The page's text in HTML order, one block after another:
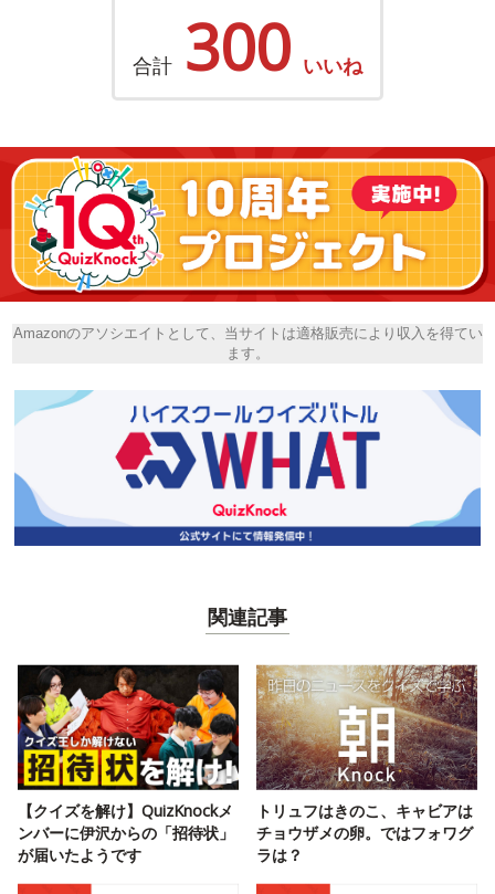
合計 300 いいね
Amazonのアソシエイトとして、当サイトは適格販売により収入を得てい
ます。
関連記事
【クイズを解け】QuizKnockメ
ンバーに伊沢からの「招待状」
が届いたようです
トリュフはきのこ、キャビアは
チョウザメの卵。ではフォワグ
ラは？